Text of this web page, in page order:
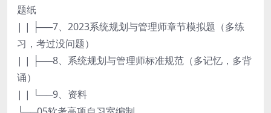
题纸
| | ├──7、2023系统规划与管理师章节模拟题（多练
习，考过没问题）
| | ├──8、系统规划与管理师标准规范（多记忆，多背
诵）
| | └──9、资料